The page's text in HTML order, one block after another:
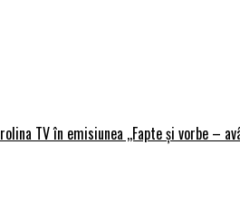
TV în emisiunea ,,Fapte și vorbe